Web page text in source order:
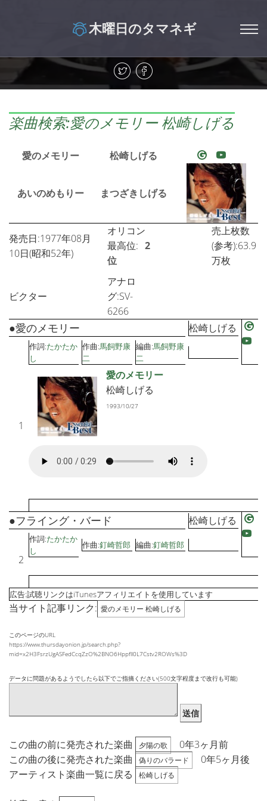
木曜日のタマネギ
楽曲検索:愛のメモリー 松崎しげる
愛のメモリー 松崎しげる
あいのめもりー まつざきしげる
発売日:1977年08月
10日(昭和52年)
オリコン
最高位: 2
位
売上枚数
(参考):63.9
万枚
ビクター
アナロ
グ:SV-
6266
1
●愛のメモリー 松崎しげる
作詞:たかたか
し
作曲:馬飼野康
二
編曲:馬飼野康
二
愛のメモリー
松崎しげる
1993/10/27
2
●フライング・バード 松崎しげる
作詞:たかたか
し
作曲:釘崎哲郎 編曲:釘崎哲郎
広告:試聴リンクはiTunesアフィリエイトを使用しています
当サイト記事リンク: 愛のメモリー 松崎しげる
このページのURL
https://www.thursdayonion.jp/search.php?
mid=x2H3FsrzUgASFedCcqZzO%2BNO6Hppfll0L7Cstv2ROWs%3D
データに問題があるようでしたら以下でご指摘ください(500文字程度まで改行も可能)
送信
この曲の前に発売された楽曲 夕陽の歌
0年3ヶ月前
この曲の後に発売された楽曲
偽りのバラード
0年5ヶ月後
アーティスト楽曲一覧に戻る
松崎しげる